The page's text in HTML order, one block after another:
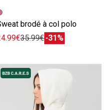
précédente
suivante
brodé à col polo
35.99€-31%